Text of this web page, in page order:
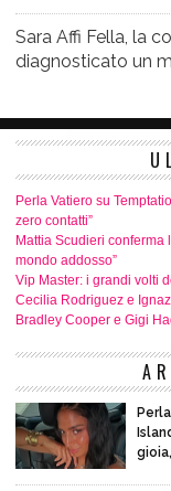
Sara Affi Fella, la
diagnosticato un
Perla Vatiero su
zero contatti”
Mattia Scudieri conferma
mondo addosso”
Vip Master: i grandi volti
Cecilia Rodriguez e
Bradley Cooper e Gigi